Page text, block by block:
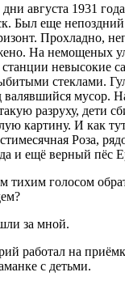
августа 1931
Был еще непоздний
Прохладно,
На немощеных
невысокие
стеклами.
валявшийся мусор.
разруху, дети
картину. И как
Роза,
и ещё верный пёс
голосом
за мной.
работал на
с детьми.